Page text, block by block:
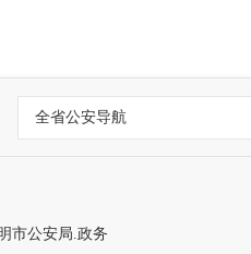
全省公安导航
市公安局.政务